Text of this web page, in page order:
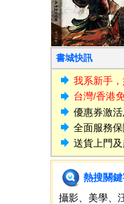
書城快訊
我系新手
台灣/香港
優惠券激
全面服務
送貨上門
熱搜關
攝影
美學